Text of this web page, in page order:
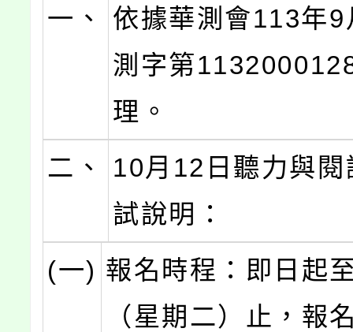
一、
依據華測會113年
測字第
理。
二、
10月12日聽力與
試說明：
(一) 報名時程：即日起
（星期二）止，報